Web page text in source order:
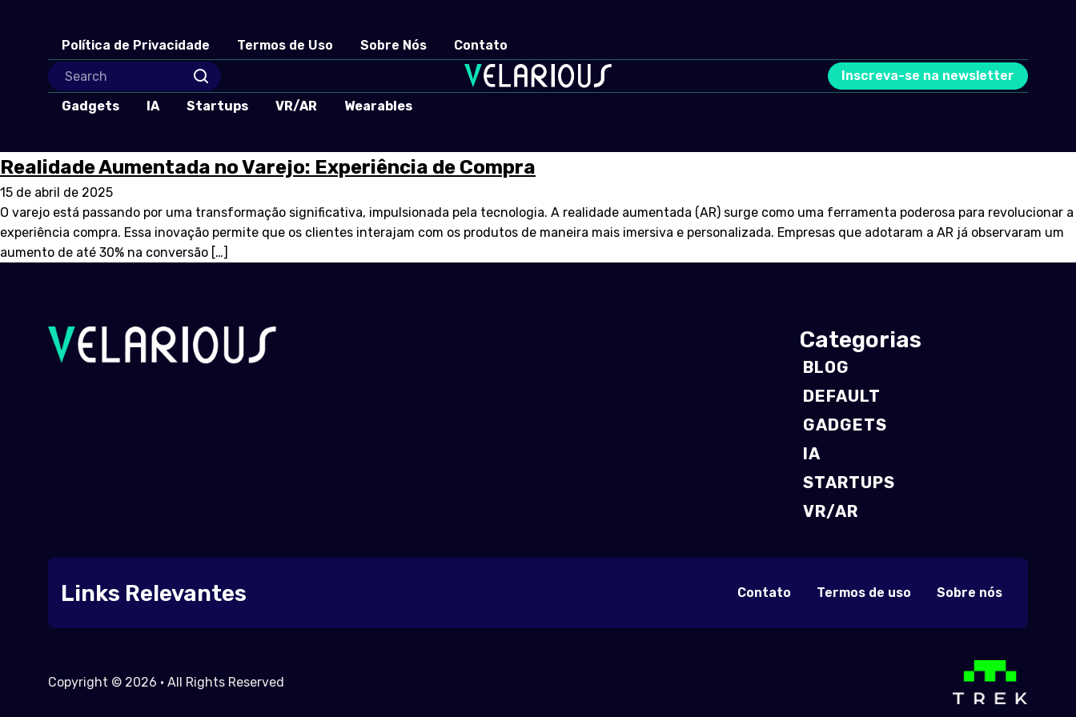
Política de Privacidade Termos de Uso Sobre Nós
Contato
Inscreva-se na newsletter
Gadgets
IA Startups VR/AR Wearables
Realidade Aumentada no Varejo: Experiência de Compra
15 de abril de 2025
O varejo está passando por uma transformação significativa, impulsionada pela tecnologia. A realidade aumentada (AR) surge como uma ferramenta poderosa para revolucionar a
experiência compra. Essa inovação permite que os clientes interajam com os produtos de maneira mais imersiva e personalizada. Empresas que adotaram a AR já observaram um
aumento de até 30% na conversão […]
Categorias
BLOG
DEFAULT
GADGETS
IA
STARTUPS
VR/AR
Links Relevantes Contato Termos de uso Sobre nós
Copyright © 2026 • All Rights Reserved